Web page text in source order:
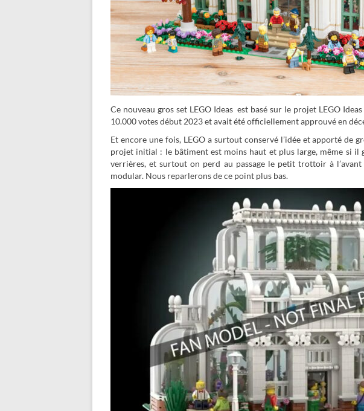
Ce nouveau gros set LEGO Ideas est basé sur le projet LEGO Ideas
10.000 votes début 2023 et avait été officiellement approuvé en
Et encore une fois, LEGO a surtout conservé l’idée et apporté de
projet initial : le bâtiment est moins haut et plus large, même si il
verrières, et surtout on perd au passage le petit trottoir à
modular. Nous reparlerons de ce point plus bas.